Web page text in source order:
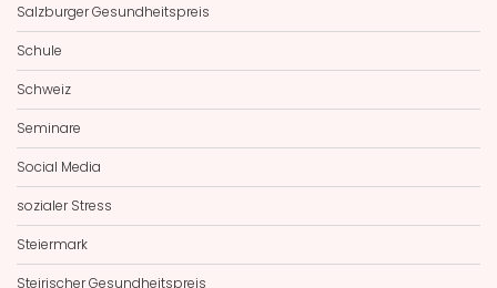
Salzburger Gesundheitspreis
Schule
Schweiz
Seminare
Social Media
sozialer Stress
Steiermark
Steirischer Gesundheitspreis